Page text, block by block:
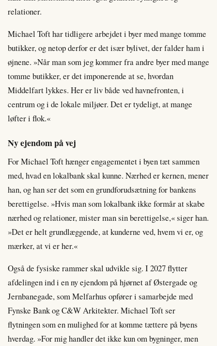
relationer.
Michael Toft har tidligere arbejdet i byer med mange tomme
butikker, og netop derfor er det især bylivet, der falder ham i
øjnene. »Når man som jeg kommer fra andre byer med mange
tomme butikker, er det imponerende at se, hvordan
Middelfart lykkes. Her er liv både ved havnefronten, i
centrum og i de lokale miljøer. Det er tydeligt, at mange
løfter i flok.«
Ny ejendom på vej
For Michael Toft hænger engagementet i byen tæt sammen
med, hvad en lokalbank skal kunne. Nærhed er kernen, mener
han, og han ser det som en grundforudsætning for bankens
berettigelse. »Hvis man som lokalbank ikke formår at skabe
nærhed og relationer, mister man sin berettigelse,« siger han.
»Det er helt grundlæggende, at kunderne ved, hvem vi er, og
mærker, at vi er her.«
Også de fysiske rammer skal udvikle sig. I 2027 flytter
afdelingen ind i en ny ejendom på hjørnet af Østergade og
Jernbanegade, som Melfarhus opfører i samarbejde med
Fynske Bank og C&W Arkitekter. Michael Toft ser
flytningen som en mulighed for at komme tættere på byens
hverdag. »For mig handler det ikke kun om bygninger, men